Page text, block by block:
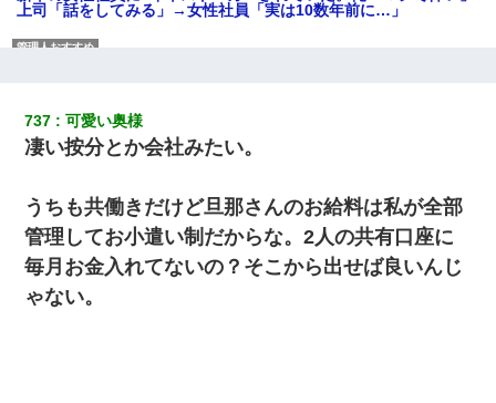
上司「話をしてみる」→女性社員「実は10数年前に…」
朝起きたら嫁がいなかった。俺（嫁も嫁実家も電話に出ない…不
婚活パーティーでよく会う美女がいた。こんな完璧な容姿を持っ
てしても結婚て難しいんだなぁ…と思ってた
737 可愛い奥様
凄い按分とか会社みたい。
うちも共働きだけど旦那さんのお給料は私が全部
管理してお小遣い制だからな。2人の共有口座に
毎月お金入れてないの？そこから出せば良いんじ
ゃない。